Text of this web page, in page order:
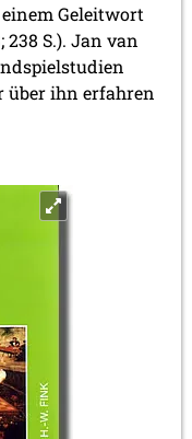
Geleitwort
S.). Jan van
über ihn erfahren